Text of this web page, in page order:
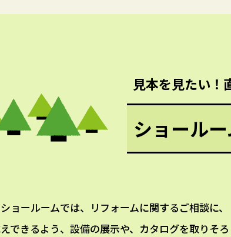
見本を見たい！
ショール
ョールームでは、リフォームに関するご相談に、
できるよう、設備の展示や、カタログを取りそろ